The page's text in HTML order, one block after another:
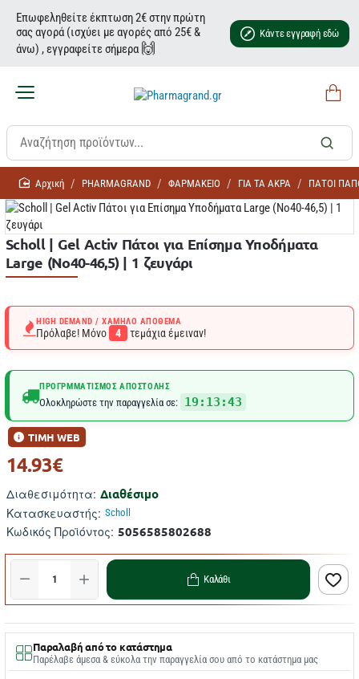
Επωφεληθείτε έκπτωση 2€ στην πρώτη
σας αγορά (ισχύει με αγορές από 25€ &
άνω) , εγγραφείτε σήμερα 🙌
Κάντε εγγραφή εδώ
homePHARMAGRAND ΦΑΡΜΑΚΕΙΟ ΓΙΑ ΤΑ ΑΚΡΑ ΠΑΤΟΙ
Scholl | Gel Activ Πάτοι για Επίσημα Υποδήματα
Large (Νο40-46,5) | 1 ζευγάρι
HIGH DEMAND / ΧΑΜΗΛΌ ΑΠΌΘΕΜΑ
Πρόλαβε! Μόνο 4 τεμάχια έμειναν!
ΠΡΟΓΡΜΜΑΤΙΣΜΌΣ ΑΠΟΣΤΟΛΉΣ
Ολοκληρώστε την παραγγελία σε: 19:13:43
Διαθεσιμότητα: Διαθέσιμο
Κατασκευαστής: Scholl
Κωδικός Προϊόντος: 5056585802688
ΤΙΜΗ WEB
14.93€
Καλάθι
Παραλαβή από το κατάστημα
Παρέλαβε άμεσα & εύκολα την παραγγελία σου από το κατάστημα μας